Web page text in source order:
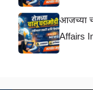
आजच्या
Affairs